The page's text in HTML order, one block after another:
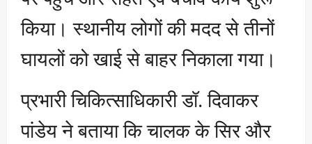
किया। स्थानीय लोगों की मदद से तीनों
घायलों को खाई से बाहर निकाला गया।
प्रभारी चिकित्साधिकारी डॉ. दिवाकर
पांडेय ने बताया कि चालक के सिर और